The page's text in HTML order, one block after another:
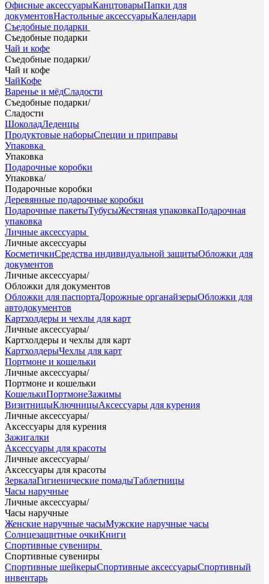
Офисные аксессуарыКанцтоварыПапки для
документовНастольные аксессуарыКалендари
Съедобные подарки
Съедобные подарки
Чай и кофе
Съедобные подарки/
Чай и кофе
ЧайКофе
Варенье и мёдСладости
Съедобные подарки/
Сладости
ШоколадЛеденцы
Продуктовые наборыСпеции и приправы
Упаковка
Упаковка
Подарочные коробки
Упаковка/
Подарочные коробки
Деревянные подарочные коробки
Подарочные пакетыТубусыЖестяная упаковкаПодарочная
упаковка
Личные аксессуары
Личные аксессуары
КосметичкиСредства индивидуальной защитыОбложки для
документов
Личные аксессуары/
Обложки для документов
Обложки для паспортаДорожные органайзерыОбложки для
автодокументов
Картхолдеры и чехлы для карт
Личные аксессуары/
Картхолдеры и чехлы для карт
КартхолдерыЧехлы для карт
Портмоне и кошельки
Личные аксессуары/
Портмоне и кошельки
КошелькиПортмонеЗажимы
ВизитницыКлючницыАксессуары для курения
Личные аксессуары/
Аксессуары для курения
Зажигалки
Аксессуары для красоты
Личные аксессуары/
Аксессуары для красоты
ЗеркалаГигиенические помадыТаблетницы
Часы наручные
Личные аксессуары/
Часы наручные
Женские наручные часыМужские наручные часы
Солнцезащитные очкиКниги
Спортивные сувениры
Спортивные сувениры
Спортивные шейкерыСпортивные аксессуарыСпортивный
инвентарь